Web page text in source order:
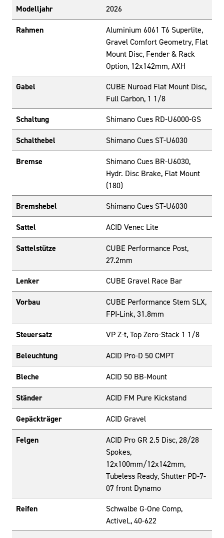
Modelljahr 2026
Rahmen
Aluminium 6061 T6 Superlite,
Gravel Comfort Geometry, Flat
Mount Disc, Fender & Rack
Option, 12x142mm, AXH
Gabel
CUBE Nuroad Flat Mount Disc,
Full Carbon, 1 1/8
Schaltung Shimano Cues RD-U6000-GS
Schalthebel Shimano Cues ST-U6030
Bremse
Shimano Cues BR-U6030,
Hydr. Disc Brake, Flat Mount
(180)
Bremshebel Shimano Cues ST-U6030
Sattel ACID Venec Lite
Sattelstütze
CUBE Performance Post,
27.2mm
Lenker CUBE Gravel Race Bar
Vorbau
CUBE Performance Stem SLX,
FPI-Link, 31.8mm
Steuersatz VP Z-t, Top Zero-Stack 1 1/8
Beleuchtung ACID Pro-D 50 CMPT
Bleche ACID 50 BB-Mount
Ständer ACID FM Pure Kickstand
Gepäckträger ACID Gravel
Felgen
ACID Pro GR 2.5 Disc, 28/28
Spokes,
12x100mm/12x142mm,
Tubeless Ready, Shutter PD-7-
07 front Dynamo
Reifen
Schwalbe G-One Comp,
ActiveL, 40-622